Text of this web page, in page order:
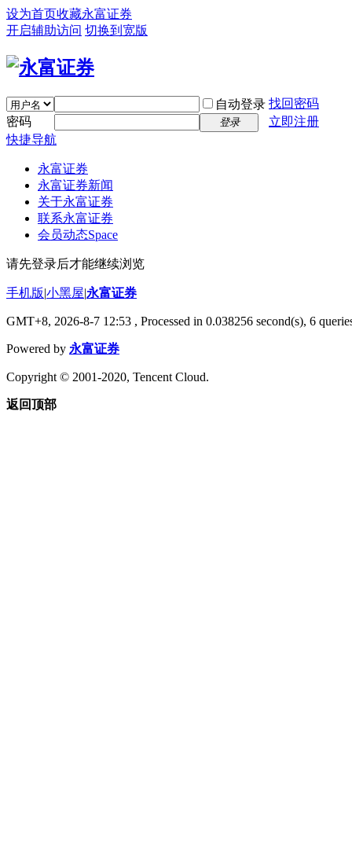
设为首页收藏永富证券
开启辅助访问 切换到宽版
自动登录 找回密码
密码
登录
立即注册
快捷导航
永富证券
永富证券新闻
关于永富证券
联系永富证券
会员动态Space
请先登录后才能继续浏览
手机版|小黑屋|永富证券
GMT+8, 2026-8-7 12:53 , Processed in 0.038256 second(s), 6
Powered by 永富证券
Copyright © 2001-2020, Tencent Cloud.
返回顶部